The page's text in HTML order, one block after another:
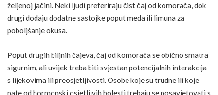
željenoj jačini. Neki ljudi preferiraju čist čaj od komorača, dok
drugi dodaju dodatne sastojke poput meda ili limuna za
poboljšanje okusa.
Poput drugih biljnih čajeva, čaj od komorača se obično smatra
sigurnim, ali uvijek treba biti svjestan potencijalnih interakcija
s lijekovima ili preosjetljivosti. Osobe koje su trudne ili koje
pate od hormonski osjetljivih bolesti trebaju se posavjetovati s